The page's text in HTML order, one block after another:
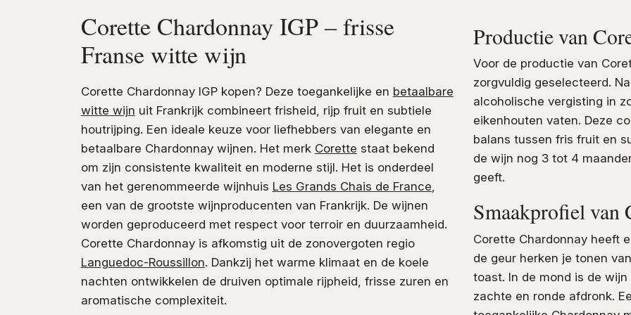
Corette Chardonnay IGP – frisse
Franse witte wijn
Corette Chardonnay IGP kopen? Deze toegankelijke en betaalbare
witte wijn uit Frankrijk combineert frisheid, rijp fruit en subtiele
houtrijping. Een ideale keuze voor liefhebbers van elegante en
betaalbare Chardonnay wijnen. Het merk Corette staat bekend
om zijn consistente kwaliteit en moderne stijl. Het is onderdeel
van het gerenommeerde wijnhuis Les Grands Chais de France
een van de grootste wijnproducenten van Frankrijk. De wijnen
worden geproduceerd met respect voor terroir en duurzaamheid.
Corette Chardonnay is afkomstig uit de zonovergoten regio
Languedoc-Roussillon. Dankzij het warme klimaat en de koele
nachten ontwikkelen de druiven optimale rijpheid, frisse zuren en
aromatische complexiteit.
Productie van
Voor de productie van
zorgvuldig geselecteerd.
alcoholische vergisting in
eikenhouten vaten. Deze
balans tussen fris fruit en
de wijn nog 3 tot 4
geeft.
Smaakprofiel van
Corette Chardonnay heeft
de geur herken je tonen
toast. In de mond is de
zachte en ronde afdronk.